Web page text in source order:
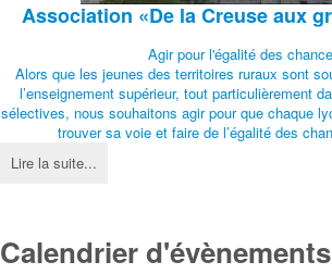
Association «De la Creuse aux
Agir pour l'égalité des
Alors que les jeunes des territoires ruraux sont
l’enseignement supérieur, tout particulièrement
sélectives, nous souhaitons agir pour que chaque
trouver sa voie et faire de l’égalité des
Lire la suite...
Calendrier d'évènements